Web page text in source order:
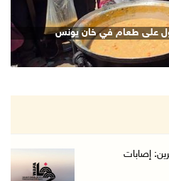
الأسرى إجر ...
ويصيبون مواطني ...
في خربة الحم ...
أبو الحمص يدع ...
على طعام في خان يونس
إصابات